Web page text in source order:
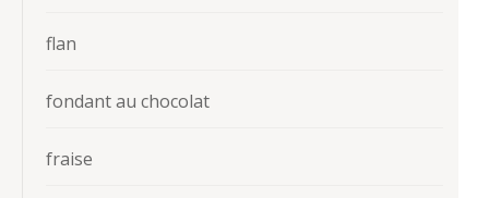
flan
fondant au chocolat
fraise